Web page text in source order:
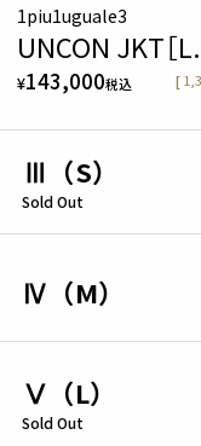
1piu1uguale3
UNCON JKT［
¥143,000税込 [
Ⅲ（S）
Sold Out
Ⅳ（M）
Ⅴ（L）
Sold Out